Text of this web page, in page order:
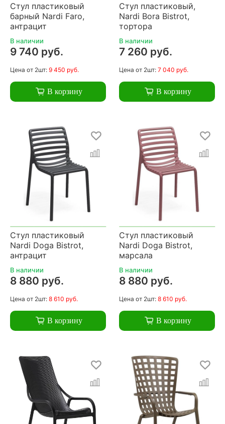
Стул пластиковый
барный Nardi Faro,
антрацит
В наличии
9 740 руб.
Цена от 2шт: 9 450 руб.
В корзину
Стул пластиковый,
Nardi Bora Bistrot,
тортора
В наличии
7 260 руб.
Цена от 2шт: 7 040 руб.
В корзину
Стул пластиковый
Nardi Doga Bistrot,
антрацит
В наличии
8 880 руб.
Цена от 2шт: 8 610 руб.
В корзину
Стул пластиковый
Nardi Doga Bistrot,
марсала
В наличии
8 880 руб.
Цена от 2шт: 8 610 руб.
В корзину